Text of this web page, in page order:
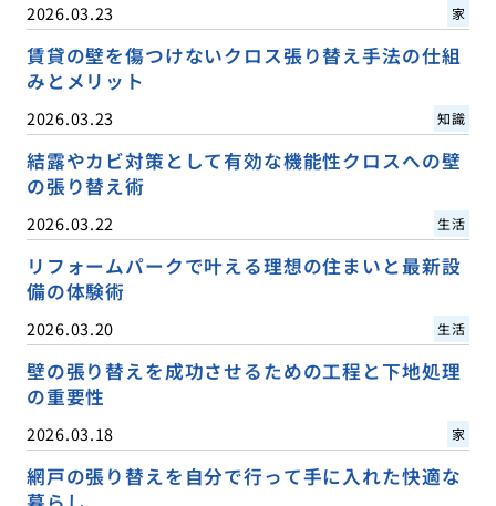
2026.03.23 家
賃貸の壁を傷つけないクロス張り替え手法の仕組
みとメリット
2026.03.23 知識
結露やカビ対策として有効な機能性クロスへの壁
の張り替え術
2026.03.22 生活
リフォームパークで叶える理想の住まいと最新設
備の体験術
2026.03.20 生活
壁の張り替えを成功させるための工程と下地処理
の重要性
2026.03.18 家
網戸の張り替えを自分で行って手に入れた快適な